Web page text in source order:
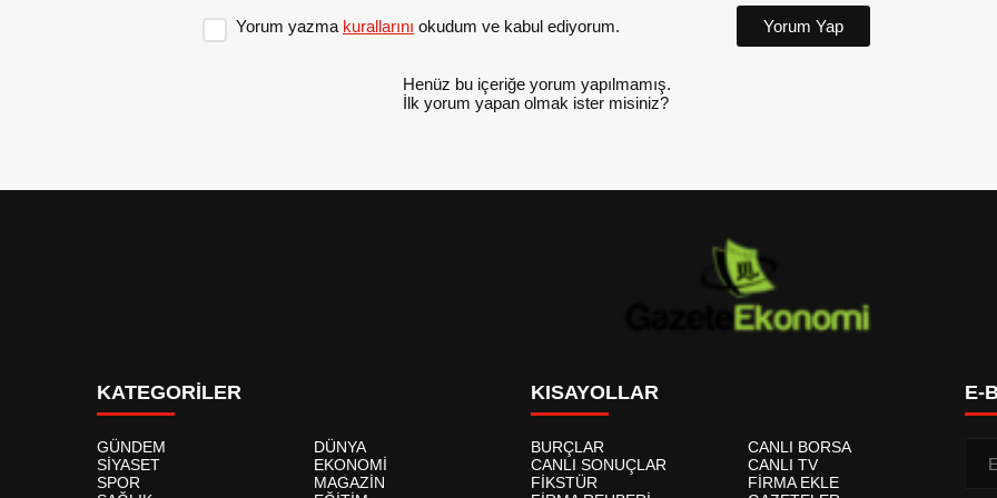
Yorum yazma kurallarını okudum ve kabul ediyorum. Yorum Yap
Henüz bu içeriğe yorum yapılmamış.
İlk yorum yapan olmak ister misiniz?
KATEGORİLER
GÜNDEM
DÜNYA
SİYASET
EKONOMİ
SPOR
MAGAZİN
KISAYOLLAR
BURÇLAR
CANLI BORSA
CANLI SONUÇLAR
CANLI TV
FİKSTÜR
FİRMA EKLE
E-